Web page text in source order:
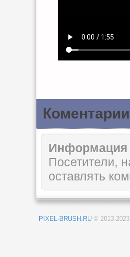
Коментарии
Информация
Посетители,
оставлять
PIXEL-BRUSH.RU © 2013-